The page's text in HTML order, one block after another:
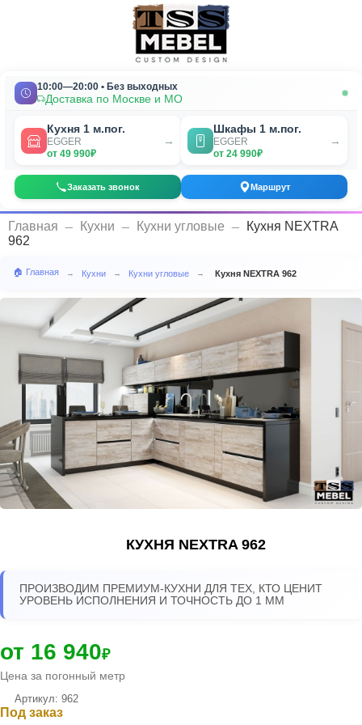
10:00—20:00 • Без выходных
Доставка по Москве и МО
Кухня 1 м.пог.
EGGER
от 49 990₽
→
Шкафы 1 м.пог.
EGGER
от 24 990₽
→
Заказать звонок Маршрут
Главная Кухни Кухни угловые
Кухня NEXTRA
962
🏠 Главная → Кухни → Кухни угловые → Кухня NEXTRA 962
КУХНЯ NEXTRA 962
ПРОИЗВОДИМ ПРЕМИУМ-КУХНИ ДЛЯ ТЕХ, КТО ЦЕНИТ
УРОВЕНЬ ИСПОЛНЕНИЯ И ТОЧНОСТЬ ДО 1 ММ
от 16 940₽
Цена за погонный метр
Артикул: 962
Под заказ